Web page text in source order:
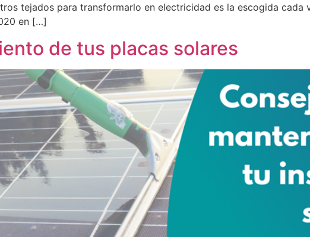
tejados para transformarlo en electricidad es la escogida cada
en […]
de tus placas solares